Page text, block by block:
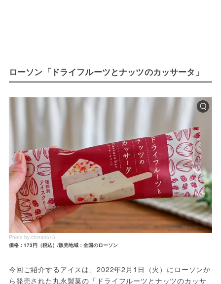
ローソン「ドライフルーツとナッツのカッサータ」
Photo by china0515
価格：173円（税込）/販売地域：全国のローソン
今回ご紹介するアイスは、2022年2月1日（火）にローソンか
ら発売された丸永製菓の「ドライフルーツとナッツのカッサ